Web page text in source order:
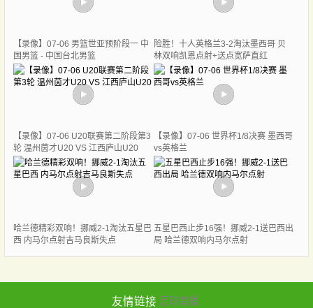
【录像】07-06 男篮世亚预阶段一 中
国男篮 - 中国台北男篮
险胜！十人英格兰3-2淘汰墨西哥 贝
林双响凯恩点射+送点宽萨直红
【录像】07-06 U20联赛第二阶段第3
轮 温州茵才U20 VS 江西庐山U20
【录像】07-06 世界杯1/8决赛 墨西哥
vs英格兰
哈兰德精彩双响！挪威2-1淘汰五星巴
西 内马尔点射吉马良斯失点
五星巴西止步16强！挪威2-1送巴西出
局 哈兰德双响内马尔点射
友情链接 足球直播